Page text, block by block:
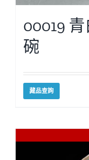
00019
碗
藏品查詢